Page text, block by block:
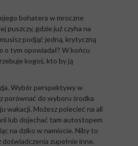
bohatera w mroczne
puszczy, gdzie już czyha na
podjąć jedną, krytyczną
o tym opowiadał? W końcu
kogoś, kto by ją
Wybór perspektywy w
porównać do wyboru środka
wakacji. Możesz polecieć na all
lub dojechać tam autostopem
na dziko w namiocie. Niby to
doświadczenia zupełnie inne.